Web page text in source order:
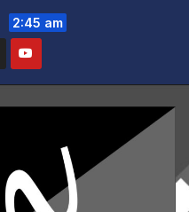
2:45 am